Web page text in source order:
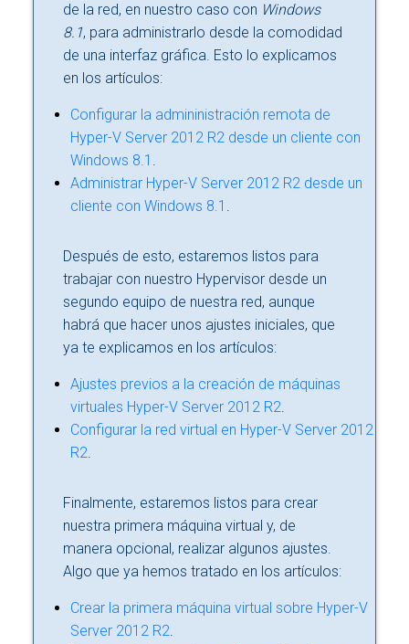
de la red, en nuestro caso con Windows
8.1, para administrarlo desde la comodidad
de una interfaz gráfica. Esto lo explicamos
en los artículos:
Configurar la admininistración remota de
Hyper-V Server 2012 R2 desde un cliente con
Windows 8.1 .
Administrar Hyper-V Server 2012 R2 desde un
cliente con Windows 8.1 .
Después de esto, estaremos listos para
trabajar con nuestro Hypervisor desde un
segundo equipo de nuestra red, aunque
habrá que hacer unos ajustes iniciales, que
ya te explicamos en los artículos:
Ajustes previos a la creación de máquinas
virtuales Hyper-V Server 2012 R2.
Configurar la red virtual en Hyper-V Server 2012
R2.
Finalmente, estaremos listos para crear
nuestra primera máquina virtual y, de
manera opcional, realizar algunos ajustes.
Algo que ya hemos tratado en los artículos:
Crear la primera máquina virtual sobre Hyper-V
Server 2012 R2.